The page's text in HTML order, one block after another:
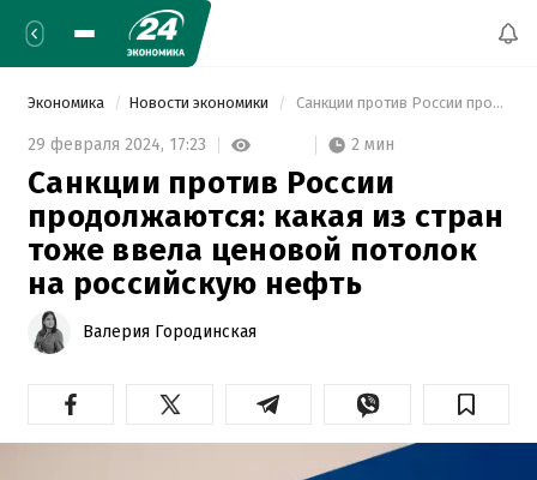
Экономика Новости экономики Санкции против России продолжаются: какая из стран тоже ввела ценовой потолок на российскую нефть
29 февраля 2024, 17:23 2 мин
Санкции против России
продолжаются: какая из стран
тоже ввела ценовой потолок
на российскую нефть
Валерия Городинская